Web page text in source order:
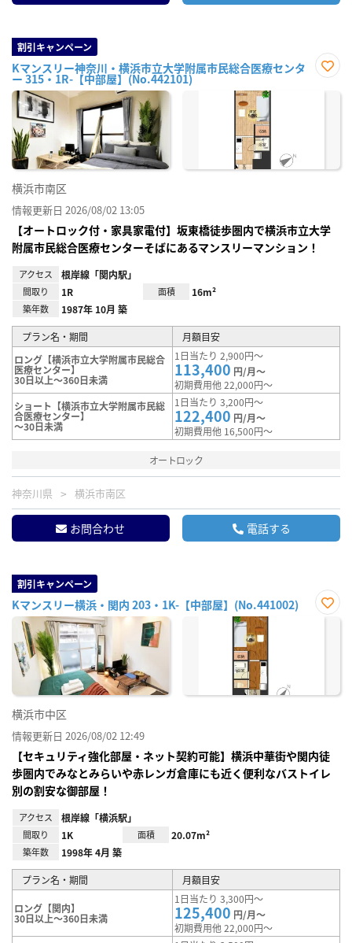
割引キャンペーン
Kマンスリー神奈川・横浜市立大学附属市民総合医療センタ
ー 315・1R-【中部屋】(No.442101)
に入
横浜市南区
情報更新日 2026/08/02 13:05
【オートロック付・家具家電付】坂東橋徒歩圏内で横浜市立大学
附属市民総合医療センターそばにあるマンスリーマンション！
アクセス 根岸線「関内駅」
間取り 1R 面積 16m²
築年数 1987年 10月 築
プラン名・期間
月額目安
ロング【横浜市立大学附属市民総合
医療センター】
30日以上～360日未満
1日当たり 2,900円～
113,400 円/月～
初期費用他 22,000円～
ショート【横浜市立大学附属市民総
合医療センター】
～30日未満
1日当たり 3,200円～
122,400 円/月～
初期費用他 16,500円～
オートロック
神奈川県 横浜市南区
お問合わせ 電話する
割引キャンペーン
Kマンスリー横浜・関内 203・1K-【中部屋】(No.441002)
お気
横浜市中区
情報更新日 2026/08/02 12:49
【セキュリティ強化部屋・ネット契約可能】横浜中華街や関内徒
歩圏内でみなとみらいや赤レンガ倉庫にも近く便利なバストイレ
別の割安な御部屋！
アクセス 根岸線「横浜駅」
間取り 1K 面積 20.07m²
築年数 1998年 4月 築
プラン名・期間 月額目安
ロング【関内】
30日以上～360日未満
1日当たり 3,300円～
125,400 円/月～
初期費用他 22,000円～